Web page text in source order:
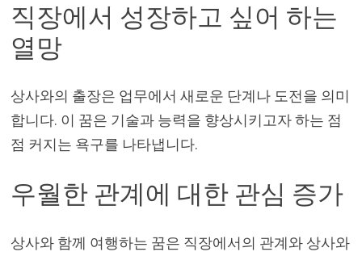
직장에서 성장하고 싶어 하는
열망
상사와의 출장은 업무에서 새로운 단계나 도전을 의미
합니다. 이 꿈은 기술과 능력을 향상시키고자 하는 점
점 커지는 욕구를 나타냅니다.
우월한 관계에 대한 관심 증가
상사와 함께 여행하는 꿈은 직장에서의 관계와 상사와